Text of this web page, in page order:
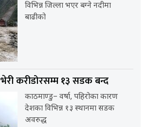
विभिन्न जिल्ला भएर बग्ने नदीमा
बाढीको
भेरी करीडोरसम्म १३ सडक बन्द
काठमाण्डु– वर्षा, पहिरोका कारण
देशका विभिन्न १३ स्थानमा सडक
अवरुद्ध